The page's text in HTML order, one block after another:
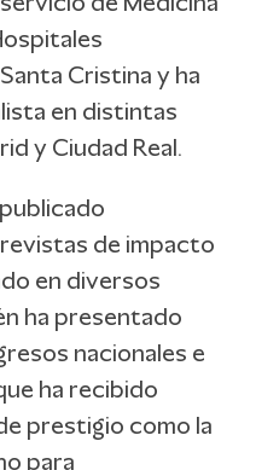
de Medicina
Cristina y ha
en distintas
y Ciudad Real.
de impacto
en diversos
ha presentado
nacionales e
ha recibido
prestigio como la
para